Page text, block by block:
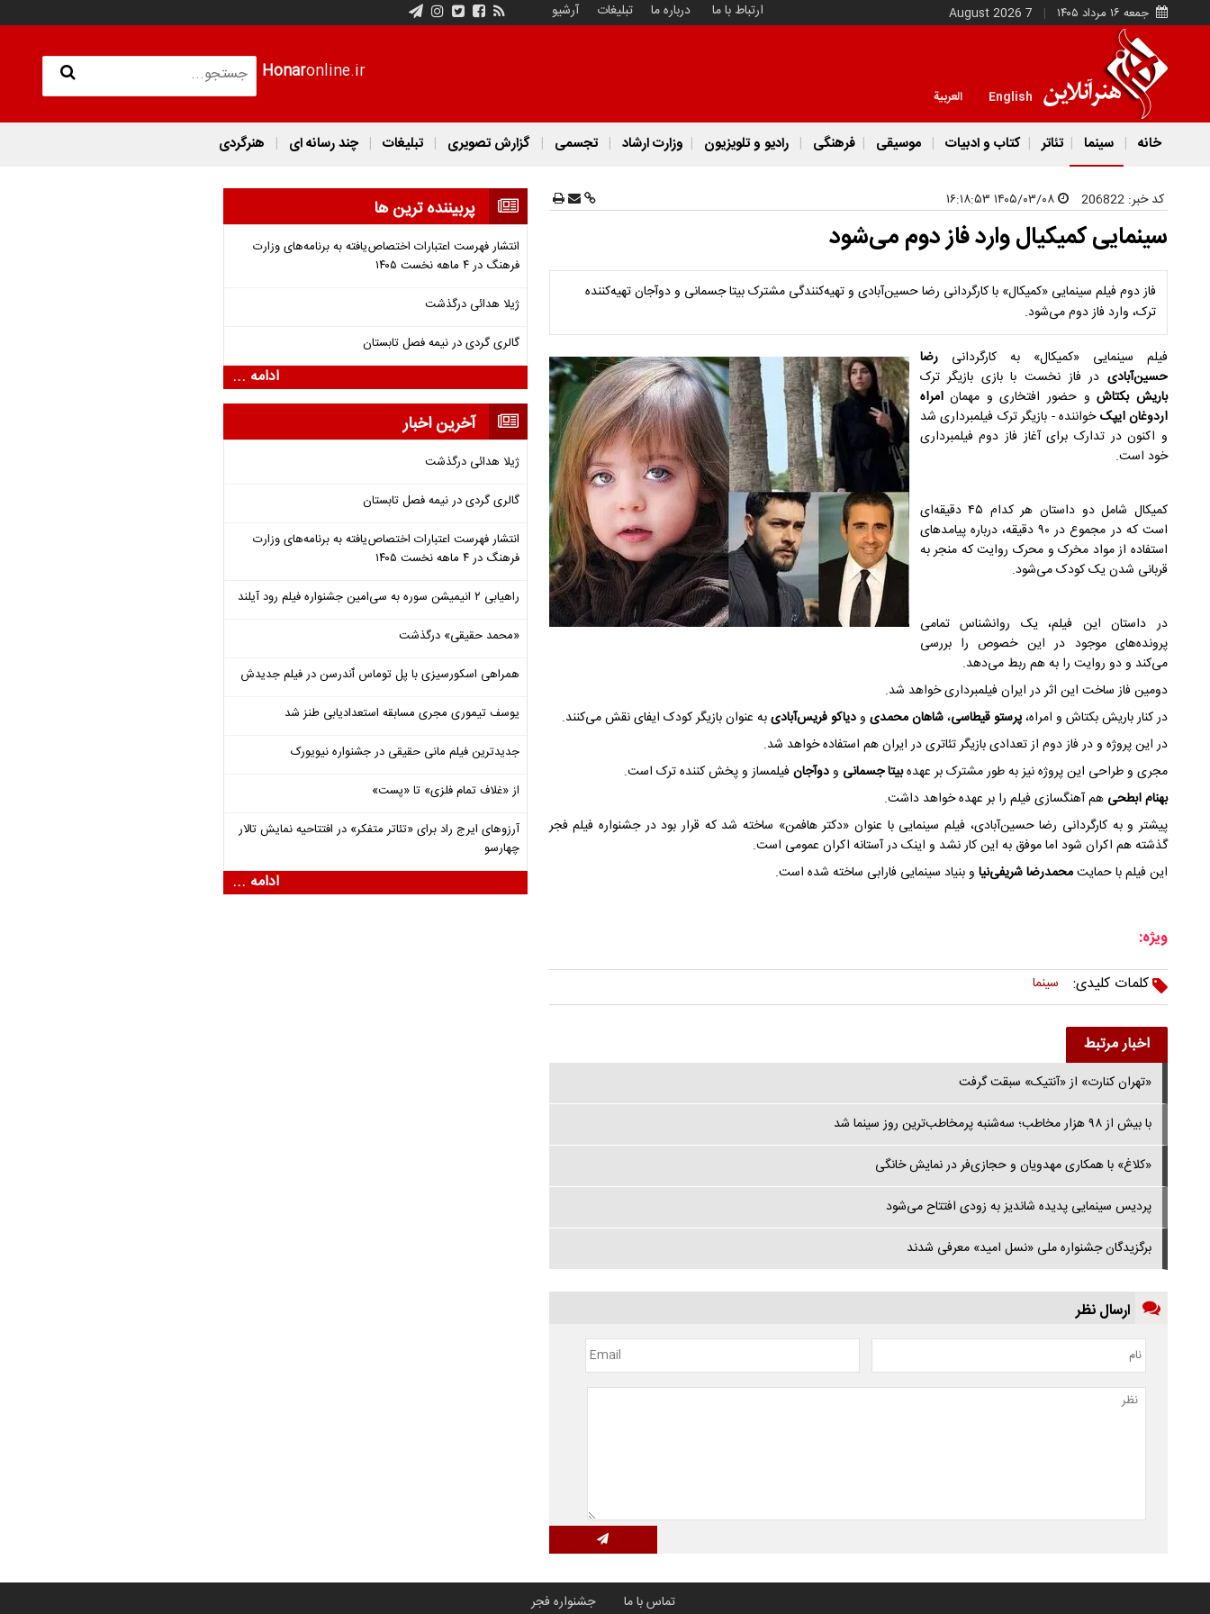
جمعه ۱۶ مرداد ۱۴۰۵ 7 August 2026 ارتباط با ما درباره ما تبلیغات آرشیو
Honaronline.ir
English العربية
خانه سینما تئاتر کتاب و ادبیات موسیقی فرهنگی رادیو و تلویزیون وزارت ارشاد تجسمی گزارش تصویری تبلیغات چند رسانه ای هنرگردی
کد خبر: 206822
سینمایی کمیکیال وارد فاز دوم می‌شود
فاز دوم فیلم سینمایی «کمیکال» با کارگردانی رضا حسین‌آبادی و تهیه‌کنندگی مشترک بیتا جسمانی و دوآجان تهیه‌کننده
ترک، وارد فاز دوم می‌شود.
فیلم سینمایی «کمیکال» به کارگردانی رضا
حسین‌آبادی در فاز نخست با بازی بازیگر ترک
باریش بکتاشو حضور افتخاری و مهمانامراه
اردوغان ایپکخواننده - بازیگر ترک فیلمبرداری شد
و اکنون در تدارک برای آغاز فاز دوم فیلمبرداری
خود است.
کمیکال شامل دو داستان هر کدام ۴۵ دقیقه‌ای
است که در مجموع در ۹۰ دقیقه، درباره پیامدهای
استفاده از مواد مخرک و محرک روایت که منجر به
قربانی شدن یک کودک می‌شود.
در داستان این فیلم، یک روانشناس تمامی
پرونده‌های موجود در این خصوص را بررسی
می‌کند و دو روایت را به هم ربط می‌دهد.
دومین فاز ساخت این اثر در ایران فیلمبرداری خواهد شد.
در کنار باریش بکتاش و امراه،پرستو قیطاسی،شاهان محمدی ودیاکو فریس‌آبادیبه عنوان بازیگر کودک ایفای نقش می‌کنند.
در این پروژه و در فاز دوم از تعدادی بازیگر تئاتری در ایران هم استفاده خواهد شد.
مجری و طراحی این پروژه نیز به طور مشترک بر عهدهبیتا جسمانی ودوآجان فیلمساز و پخش کننده ترک است.
بهنام ابطحی هم آهنگسازی فیلم را بر عهده خواهد داشت.
پیشتر و به کارگردانی رضا حسین‌آبادی، فیلم سینمایی با عنوان «دکتر هافمن» ساخته شد که قرار بود در جشنواره فیلم فجر
گذشته هم اکران شود اما موفق به این کار نشد و اینک در آستانه اکران عمومی است.
این فیلم با حمایتمحمدرضا شریفی‌نیا و بنیاد سینمایی فارابی ساخته شده است.
ویژه:
کلمات کلیدی:
سینما
اخبار مرتبط
«تهران کنارت» از «آنتیک» سبقت گرفت
با بیش از ۹۸ هزار مخاطب؛ سه‌شنبه پرمخاطب‌ترین روز سینما شد
«کلاغ» با همکاری مهدویان و حجازی‌فر در نمایش خانگی
پردیس سینمایی پدیده شاندیز به ‌زودی افتتاح می‌شود
برگزیدگان جشنواره ملی «نسل امید» معرفی شدند
ارسال نظر
پربیننده ترین ها
انتشار فهرست اعتبارات اختصاص‌یافته به برنامه‌های وزارت
فرهنگ در ۴ ماهه نخست ۱۴۰۵
ژیلا هدائی درگذشت
گالری گردی در نیمه فصل تابستان
ادامه ...
آخرین اخبار
ژیلا هدائی درگذشت
گالری گردی در نیمه فصل تابستان
انتشار فهرست اعتبارات اختصاص‌یافته به برنامه‌های وزارت
فرهنگ در ۴ ماهه نخست ۱۴۰۵
راهیابی ۲ انیمیشن سوره به سی‌امین جشنواره فیلم رود آیلند
«محمد حقیقی» درگذشت
همراهی اسکورسیزی با پل توماس ٱندرسن در فیلم جدیدش
یوسف تیموری مجری مسابقه استعدادیابی طنز شد
جدیدترین فیلم مانی حقیقی در جشنواره نیویورک
از «غلاف تمام فلزی» تا «پست»
آرزوهای ایرج راد برای «تئاتر متفکر» در افتتاحیه نمایش تالار
چهارسو
ادامه ...
تماس با ما جشنواره فجر